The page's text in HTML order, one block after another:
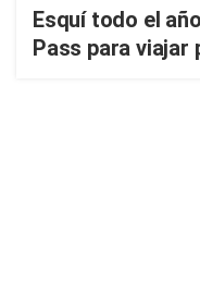
Esquí todo el
Pass para viajar